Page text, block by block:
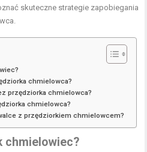
skuteczne strategie zapobiegania
chmielowca?
przędziorka chmielowca?
chmielowca?
z przędziorkiem chmielowcem?
chmielowiec?